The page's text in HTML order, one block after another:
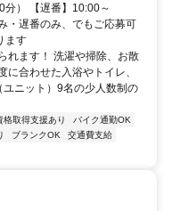
） 【遅番】10:00～
・遅番のみ、でもご応募可
ます
れます！ 洗濯や掃除、お散
合わせた入浴やトイレ、
ニット）9名の少人数制の
格取得支援あり
バイク通勤OK
ブランクOK
交通費支給